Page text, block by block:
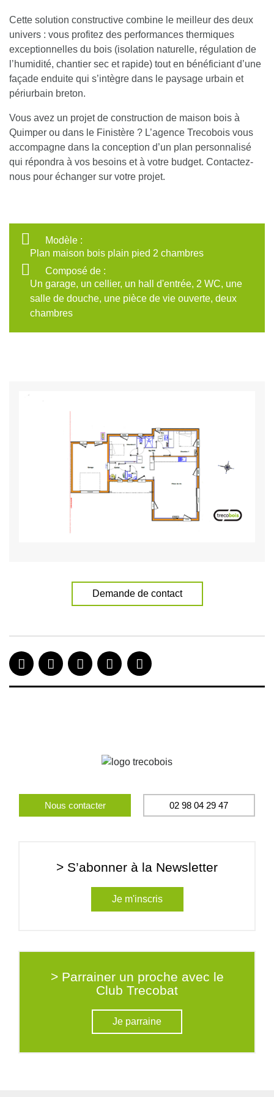
Cette solution constructive combine le meilleur des deux
univers : vous profitez des performances thermiques
exceptionnelles du bois (isolation naturelle, régulation de
l’humidité, chantier sec et rapide) tout en bénéficiant d’une
façade enduite qui s’intègre dans le paysage urbain et
périurbain breton.
Vous avez un projet de construction de maison bois à
Quimper ou dans le Finistère ? L’agence Trecobois vous
accompagne dans la conception d’un plan personnalisé
qui répondra à vos besoins et à votre budget. Contactez-
nous pour échanger sur votre projet.
Modèle :
Plan maison bois plain pied 2 chambres
Composé de :
Un garage, un cellier, un hall d'entrée, 2 WC, une
salle de douche, une pièce de vie ouverte, deux
chambres
Demande de contact
Nous contacter 02 98 04 29 47
> S’abonner à la Newsletter
Je m'inscris
> Parrainer un proche avec le
Club Trecobat
Je parraine